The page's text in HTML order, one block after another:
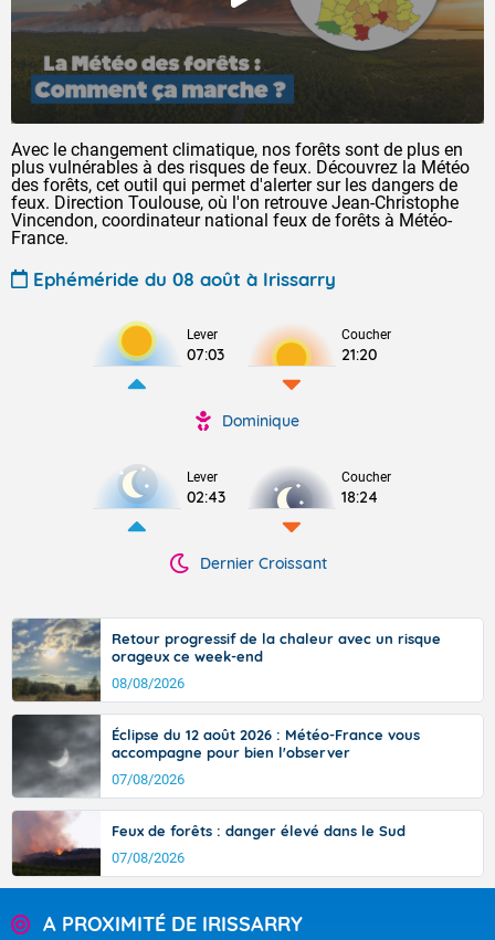
Avec le changement climatique, nos forêts sont de plus en
plus vulnérables à des risques de feux. Découvrez la Météo
des forêts, cet outil qui permet d'alerter sur les dangers de
feux. Direction Toulouse, où l'on retrouve Jean-Christophe
Vincendon, coordinateur national feux de forêts à Météo-
France.
Ephéméride du 08 août à Irissarry
Lever
07:03
Coucher
21:20
Dominique
Lever
02:43
Coucher
18:24
Dernier Croissant
Retour progressif de la chaleur avec un risque
orageux ce week-end
08/08/2026
Éclipse du 12 août 2026 : Météo-France vous
accompagne pour bien l'observer
07/08/2026
Feux de forêts : danger élevé dans le Sud
07/08/2026
A PROXIMITÉ DE IRISSARRY